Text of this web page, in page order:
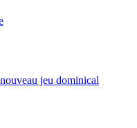
jeu dominical